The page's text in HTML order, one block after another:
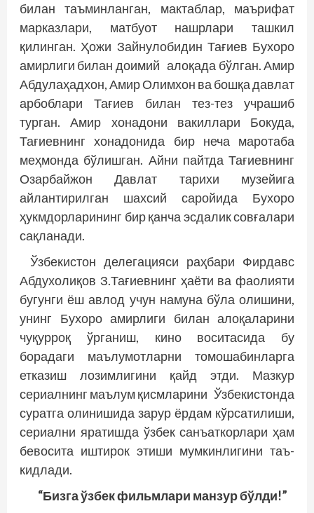
билан таъминланган, мактаблар, маърифат
марказлари, матбуот нашрлари ташкил
қилинган. Ҳожи Зайнулобидин Тағиев Бухоро
амирлиги билан доимий алоқада бўлган. Амир
Абдулаҳадхон, Амир Олимхон ва бошқа давлат
арбоблари Тағиев билан тез-тез учрашиб
турган. Амир хонадони вакиллари Бокуда,
Тағиевнинг хонадонида бир неча маротаба
меҳмонда бўлишган. Айни пайтда Тағиевнинг
Озарбайжон Давлат тарихи музейига
айлантирилган шахсий саройида Бухоро
ҳукмдорларининг бир қанча эсдалик совғалари
сақланади.
Ўзбекистон делегацияси раҳбари Фирдавс
Абдухолиқов З.Тағиевнинг ҳаёти ва фаолияти
бугунги ёш авлод учун намуна бўла олишини,
унинг Бухоро амирлиги билан алоқаларини
чуқурроқ ўрганиш, кино воситасида бу
борадаги маълумотларни томошабинларга
етказиш лозимлигини қайд этди. Мазкур
сериалнинг маълум қисмларини Ўзбекистонда
суратга олинишида зарур ёрдам кўрсатилиши,
сериални яратишда ўзбек санъаткорлари ҳам
бевосита иштирок этиши мумкинлигини таъ­
кидлади.
“Бизга ўзбек фильмлари манзур бўлди!”